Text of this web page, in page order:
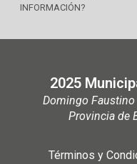
INFORMACIÓN?
2025
Domingo
Provincia de
Términos y